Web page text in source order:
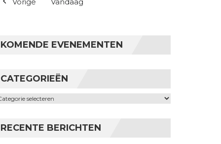
KOMENDE EVENEMENTEN
CATEGORIEËN
RECENTE BERICHTEN